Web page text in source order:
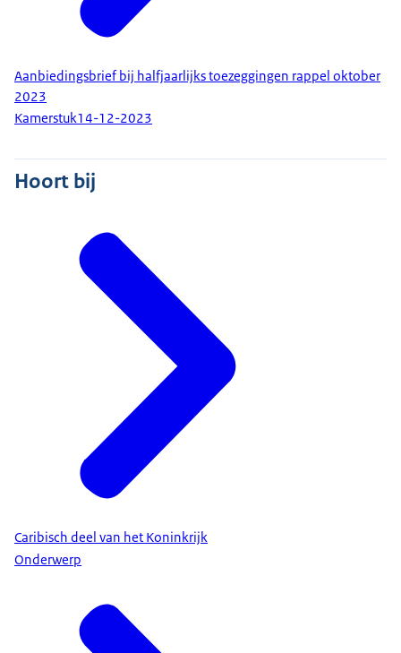
Aanbiedingsbrief bij halfjaarlijks toezeggingen rappel oktober
2023
Kamerstuk14-12-2023
Hoort bij
Caribisch deel van het Koninkrijk
Onderwerp